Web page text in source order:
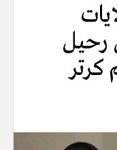
رحيل
كرتر